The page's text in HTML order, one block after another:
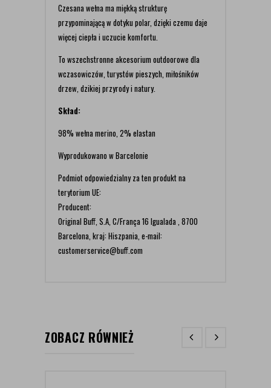
Czesana wełna ma miękką strukturę
przypominającą w dotyku polar, dzięki czemu daje
więcej ciepła i uczucie komfortu.
To wszechstronne akcesorium outdoorowe dla
wczasowiczów, turystów pieszych, miłośników
drzew, dzikiej przyrody i natury.
Skład:
98% wełna merino, 2% elastan
Wyprodukowano w Barcelonie
Podmiot odpowiedzialny za ten produkt na
terytorium UE:
Producent:
Original Buff, S.A, C/França 16 Igualada , 8700
Barcelona, kraj: Hiszpania, e-mail:
customerservice@buff.com
ZOBACZ RÓWNIEŻ